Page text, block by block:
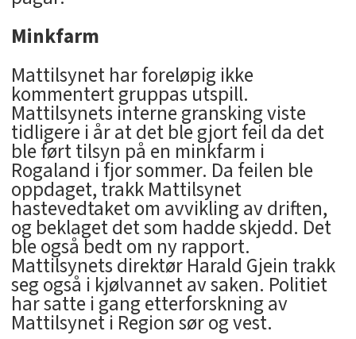
Minkfarm
Mattilsynet har foreløpig ikke
kommentert gruppas utspill.
Mattilsynets interne gransking viste
tidligere i år at det ble gjort feil da det
ble ført tilsyn på en minkfarm i
Rogaland i fjor sommer. Da feilen ble
oppdaget, trakk Mattilsynet
hastevedtaket om avvikling av driften,
og beklaget det som hadde skjedd. Det
ble også bedt om ny rapport.
Mattilsynets direktør Harald Gjein trakk
seg også i kjølvannet av saken. Politiet
har satte i gang etterforskning av
Mattilsynet i Region sør og vest.